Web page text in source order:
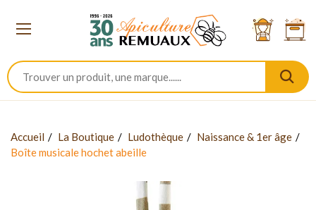
Accueil La Boutique Ludothèque
Naissance & 1er âge
Boîte musicale hochet abeille